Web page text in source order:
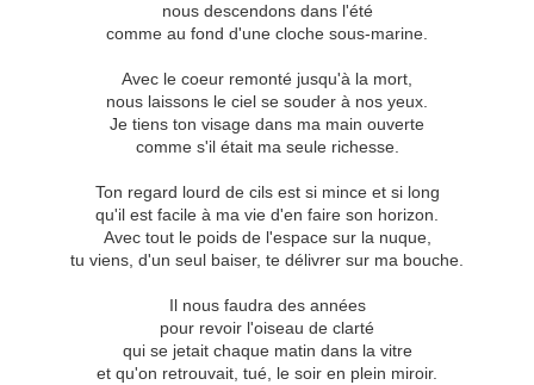
nous descendons dans l'été
comme au fond d'une cloche sous-marine.
Avec le coeur remonté jusqu'à la mort,
nous laissons le ciel se souder à nos yeux.
Je tiens ton visage dans ma main ouverte
comme s'il était ma seule richesse.
Ton regard lourd de cils est si mince et si long
qu'il est facile à ma vie d'en faire son horizon.
Avec tout le poids de l'espace sur la nuque,
tu viens, d'un seul baiser, te délivrer sur ma bouche.
Il nous faudra des années
pour revoir l'oiseau de clarté
qui se jetait chaque matin dans la vitre
et qu'on retrouvait, tué, le soir en plein miroir.